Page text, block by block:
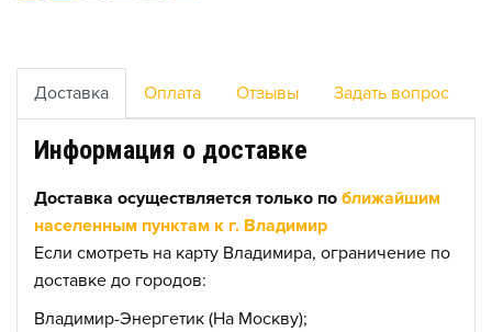
Доставка Оплата Отзывы Задать вопрос
Информация о доставке
Доставка осуществляется только по ближайшим
населенным пунктам к г. Владимир
Если смотреть на карту Владимира, ограничение по
доставке до городов:
Владимир-Энергетик (На Москву);